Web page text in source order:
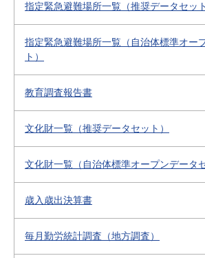
指定緊急避難場所一覧（推奨データセット
指定緊急避難場所一覧（自治体標準オー
ト）
教育調査報告書
文化財一覧（推奨データセット）
文化財一覧（自治体標準オープンデータ
歳入歳出決算書
毎月勤労統計調査（地方調査）